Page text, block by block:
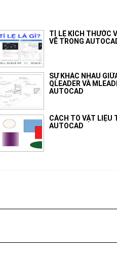
TỈ LỆ KÍCH THƯỚC
VẼ TRONG
SỰ KHÁC NHAU
QLEADER VÀ
AUTOCAD
CÁCH TÔ VẬT LIỆU
AUTOCAD